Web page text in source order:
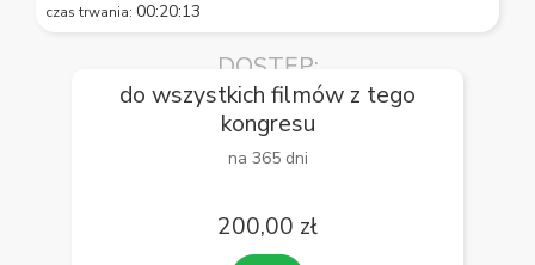
czas trwania: 00:20:13
DOSTĘP:
do wszystkich filmów z tego
kongresu
na 365 dni
200,00 zł